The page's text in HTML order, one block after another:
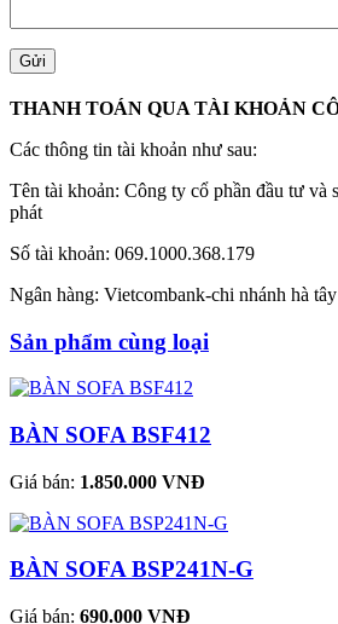
THANH TOÁN QUA TÀI KHOẢN
Các thông tin tài khoản như sau:
Tên tài khoản: Công ty cổ phần đầu tư và
phát
Số tài khoản: 069.1000.368.179
Ngân hàng: Vietcombank-chi nhánh hà tây
Sản phẩm cùng loại
BÀN SOFA BSF412
Giá bán: 1.850.000 VNĐ
BÀN SOFA BSP241N-G
Giá bán: 690.000 VNĐ